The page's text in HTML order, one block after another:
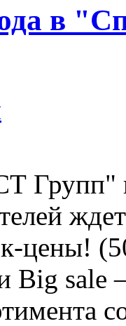
в
Групп"
цены!
Big sale